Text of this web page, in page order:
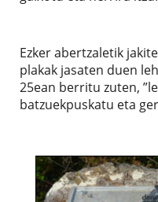
Ezker abertzaletik
plakak jasaten duen
25ean berritu zuten,
batzuekpuskatu eta